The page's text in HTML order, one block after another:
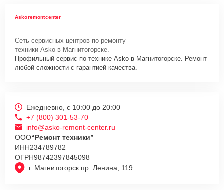
Askoremontcenter
Сеть сервисных центров по ремонту
техники Asko в Магнитогорске.
Профильный сервис по технике Asko в Магнитогорске. Ремонт
любой сложности с гарантией качества.
г. Магнитогорск пр. Ленина, 119
Ежедневно, с 10:00 до 20:00
+7 (800) 301-53-70
info@asko-remont-center.ru
ООО“Ремонт техники”
ИНН234789782
ОГРН98742397845098